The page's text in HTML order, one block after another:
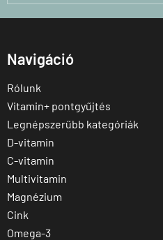
Navigáció
Rólunk
Vitamin+ pontgyűjtés
Legnépszerűbb kategóriák
D-vitamin
C-vitamin
Multivitamin
Magnézium
Cink
Omega-3